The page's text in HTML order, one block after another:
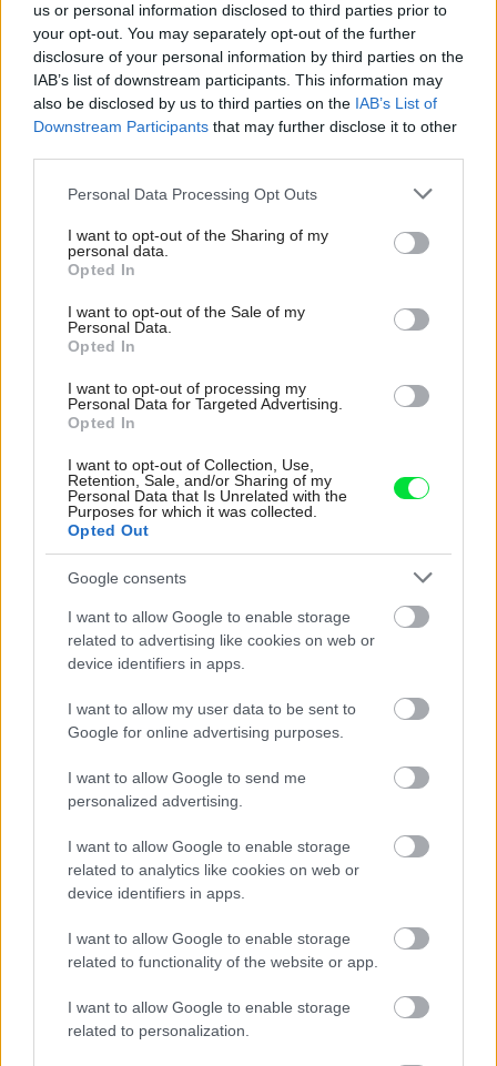
us or personal information disclosed to third parties prior to
your opt-out. You may separately opt-out of the further
disclosure of your personal information by third parties on the
IAB’s list of downstream participants. This information may
also be disclosed by us to third parties on the IAB’s List of
Downstream Participants that may further disclose it to other
Please note that this website/app uses one or more Google
not limited to your visit or usage behaviour. You may click to
grant or deny consent to Google and its third-party tags to
use your data for below specified purposes in below Google
consent section.
Personal Data Processing Opt Outs
I want to opt-out of the Sharing of my
personal data.
Opted In
I want to opt-out of the Sale of my
Personal Data.
Opted In
I want to opt-out of processing my
Personal Data for Targeted Advertising.
Opted In
I want to opt-out of Collection, Use,
Retention, Sale, and/or Sharing of my
Personal Data that Is Unrelated with the
Purposes for which it was collected.
Opted Out
Google consents
I want to allow Google to enable storage
related to advertising like cookies on web or
device identifiers in apps.
I want to allow my user data to be sent to
Google for online advertising purposes.
I want to allow Google to send me
personalized advertising.
I want to allow Google to enable storage
related to analytics like cookies on web or
device identifiers in apps.
I want to allow Google to enable storage
related to functionality of the website or app.
I want to allow Google to enable storage
related to personalization.
Autor: Zdeněk Balík
Lokalita: Pardubice, ČR
Projekt: 2014
Realizácia: 2015 až 2018
Úžitková plocha: 165,1 m